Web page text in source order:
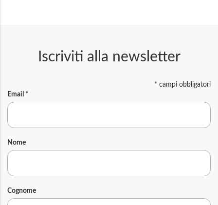
Iscriviti alla newsletter
* campi obbligatori
Email *
Nome
Cognome